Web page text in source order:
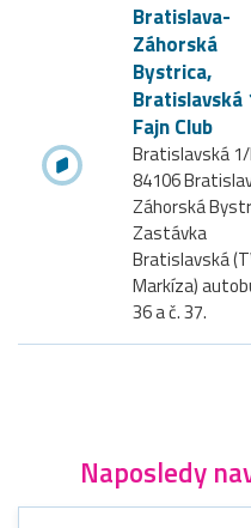
Bratislava-
Záhorská
Bystrica,
Bratislavská
Fajn Club
Bratislavská 1/
84106
Záhorská
Zastávka
Bratislavská
Markíza)
36 a č. 37.
Naposledy